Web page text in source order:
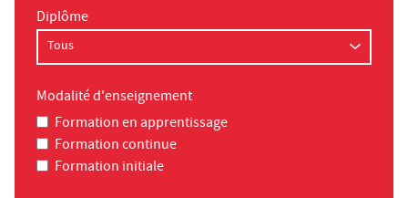
Diplôme
Modalité d'enseignement
Formation en apprentissage
Formation continue
Formation initiale